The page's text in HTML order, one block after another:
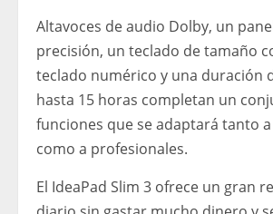
Altavoces de audio Dolby, un
precisión, un teclado de tamaño
teclado numérico y una duración
hasta 15 horas completan un
funciones que se adaptará tanto
como a profesionales.
El IdeaPad Slim 3 ofrece un gran